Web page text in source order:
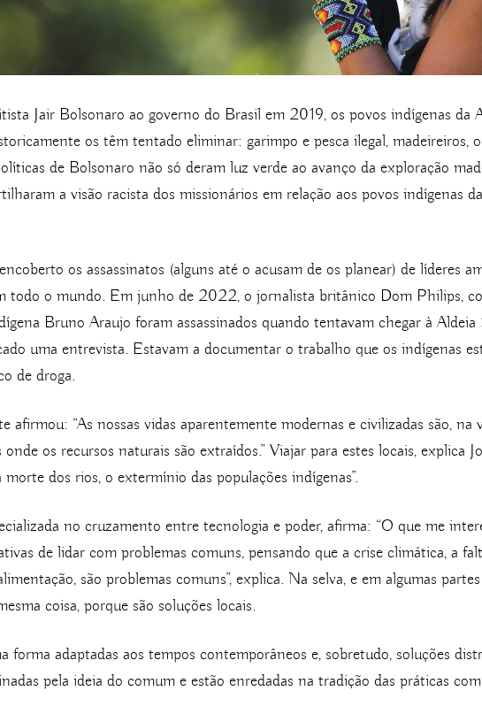
Jair Bolsonaro ao governo do Brasil em 2019, os povos indígenas da
os têm tentado eliminar: garimpo e pesca ilegal, madeireiros,
de Bolsonaro não só deram luz verde ao avanço da exploração
a visão racista dos missionários em relação aos povos indígenas
os assassinatos (alguns até o acusam de os planear) de líderes
todo o mundo. Em junho de 2022, o jornalista britânico Dom Philips,
Bruno Araujo foram assassinados quando tentavam chegar à Aldeia
uma entrevista. Estavam a documentar o trabalho que os indígenas
de droga.
afirmou: “As nossas vidas aparentemente modernas e civilizadas são, na
os recursos naturais são extraídos.” Viajar para estes locais, explica
dos rios, o extermínio das populações indígenas”.
no cruzamento entre tecnologia e poder, afirma: “O que me
de lidar com problemas comuns, pensando que a crise climática, a
são problemas comuns”, explica. Na selva, e em algumas
coisa, porque são soluções locais.
forma adaptadas aos tempos contemporâneos e, sobretudo, soluções
pela ideia do comum e estão enredadas na tradição das práticas